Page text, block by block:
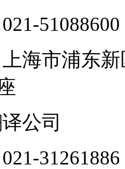
021-51088600
上海市浦东新
公司
021-31261886